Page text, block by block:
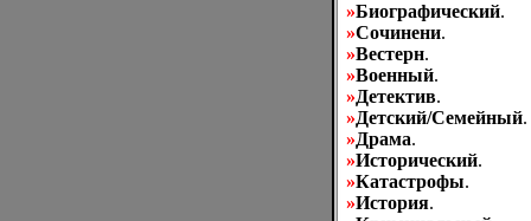
»Биографический.
»Cочинени.
»Вестерн.
»Военный.
»Детектив.
»Детский/Семейный.
»Драма.
»Исторический.
»Катастрофы.
»История.